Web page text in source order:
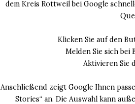
dem Kreis Rottweil bei Google
Klicken Sie auf den
Melden Sie sich bei
Aktivieren Sie
Anschließend zeigt Google Ihnen
Stories“ an. Die Auswahl kann